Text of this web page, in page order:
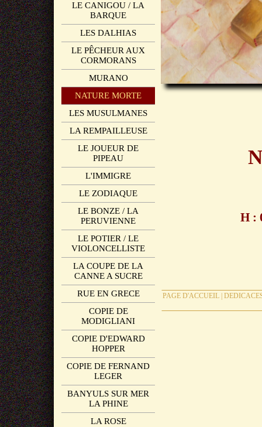
LE CANIGOU / LA
BARQUE
LES DALHIAS
LE PÊCHEUR AUX
CORMORANS
MURANO
NATURE MORTE
LES MUSULMANES
LA REMPAILLEUSE
LE JOUEUR DE
PIPEAU
L'IMMIGRE
LE ZODIAQUE
LE BONZE / LA
PERUVIENNE
LE POTIER / LE
VIOLONCELLISTE
LA COUPE DE LA
CANNE A SUCRE
RUE EN GRECE
COPIE DE
MODIGLIANI
COPIE D'EDWARD
HOPPER
COPIE DE FERNAND
LEGER
BANYULS SUR MER
LA PHINE
LA ROSE
H :
PAGE D'ACCUEIL|